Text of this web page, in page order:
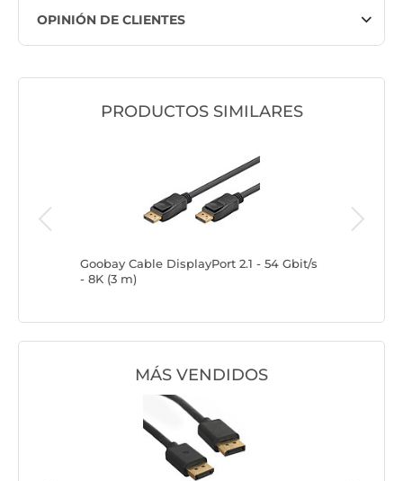
OPINIÓN DE CLIENTES
PRODUCTOS SIMILARES
Goobay Cable DisplayPort 2.1 - 54 Gbit/s
- 8K (3 m)
MÁS VENDIDOS